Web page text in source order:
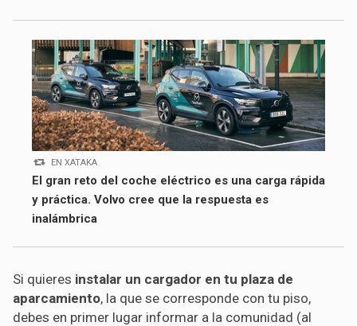
EN XATAKA
El gran reto del coche eléctrico es una carga rápida
y práctica. Volvo cree que la respuesta es
inalámbrica
Si quieres instalar un cargador en tu plaza de
aparcamiento, la que se corresponde con tu piso,
debes en primer lugar informar a la comunidad (al